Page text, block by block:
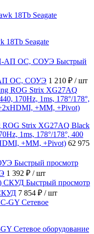
18Tb Seagate
Быстрый
ОС, СОУЭ 1 210 ₽ / шт
Strix XG27AQ Black
1ms, 178°/178°, 400
+MM, +Pivot) 62 975
Быстрый просмотр
1 392 ₽ / шт
Быстрый просмотр
7 854 ₽ / шт
Сетевое оборудование